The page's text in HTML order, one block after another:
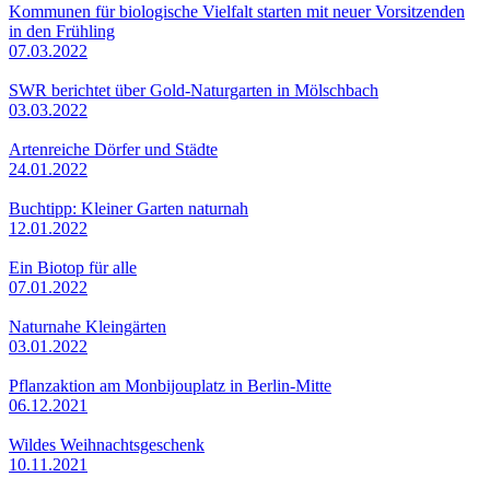
Kommunen für biologische Vielfalt starten mit neuer Vorsitzenden
in den Frühling
07.03.2022
SWR berichtet über Gold-Naturgarten in Mölschbach
03.03.2022
Artenreiche Dörfer und Städte
24.01.2022
Buchtipp: Kleiner Garten naturnah
12.01.2022
Ein Biotop für alle
07.01.2022
Naturnahe Kleingärten
03.01.2022
Pflanzaktion am Monbijouplatz in Berlin-Mitte
06.12.2021
Wildes Weihnachtsgeschenk
10.11.2021